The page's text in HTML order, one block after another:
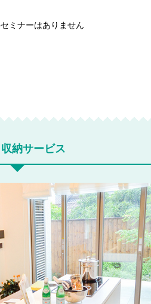
ミナーはありません
納サービス